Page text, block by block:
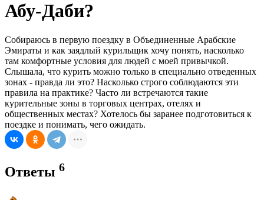
Абу-Даби?
Собираюсь в первую поездку в Объединенные Арабские
Эмираты и как заядлый курильщик хочу понять, насколько
там комфортные условия для людей с моей привычкой.
Слышала, что курить можно только в специально отведенных
зонах - правда ли это? Насколько строго соблюдаются эти
правила на практике? Часто ли встречаются такие
курительные зоны в торговых центрах, отелях и
общественных местах? Хотелось бы заранее подготовиться к
поездке и понимать, чего ожидать.
Ответы 6